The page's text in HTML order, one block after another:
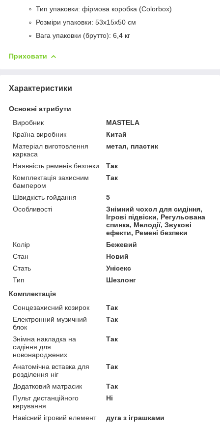
Тип упаковки: фірмова коробка (Colorbox)
Розміри упаковки: 53х15х50 см
Вага упаковки (брутто): 6,4 кг
Приховати
Характеристики
Основні атрибути
Виробник
MASTELA
Країна виробник
Китай
Матеріал виготовлення
каркаса
метал, пластик
Наявність ременів безпеки
Так
Комплектація захисним
бампером
Так
Швидкість гойдання
5
Особливості
Знімний чохол для сидіння,
Ігрові підвіски, Регульована
спинка, Мелодії, Звукові
ефекти, Ремені безпеки
Колір
Бежевий
Стан
Новий
Стать
Унісекс
Тип
Шезлонг
Комплектація
Сонцезахисний козирок
Так
Електронний музичний
блок
Так
Знімна накладка на
сидіння для
новонароджених
Так
Анатомічна вставка для
розділення ніг
Так
Додатковий матрасик
Так
Пульт дистанційного
керування
Ні
Навісний ігровий елемент дуга з іграшками